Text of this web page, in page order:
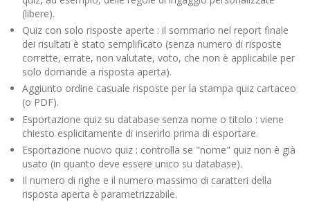
(libere).
Quiz con solo risposte aperte : il sommario nel report finale
dei risultati è stato semplificato (senza numero di risposte
corrette, errate, non valutate, voto, che non è applicabile per
solo domande a risposta aperta).
Aggiunto ordine casuale risposte per la stampa quiz cartaceo
(o PDF).
Esportazione quiz su database senza nome o titolo : viene
chiesto esplicitamente di inserirlo prima di esportare.
Esportazione nuovo quiz : controlla se "nome" quiz non è già
usato (in quanto deve essere unico su database).
Il numero di righe e il numero massimo di caratteri della
risposta aperta è parametrizzabile.